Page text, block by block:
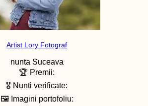
Artist Lory Fotograf
nunta Suceava
🏆 Premii:
🎖️ Nunti verificate:
🖼️ Imagini portofoliu: